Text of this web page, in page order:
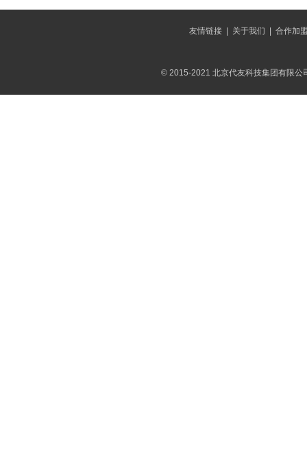
友情链接| 关于我们 合作加
© 2015-2021 北京代友科技集团有限